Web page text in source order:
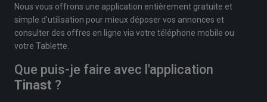
Nous vous offrons une application entièrement gratuite et
simple d'utilisation pour mieux déposer vos annonces et
consulter des offres en ligne via votre téléphone mobile ou
votre Tablette.
Que puis-je faire avec l'application
Tinast ?